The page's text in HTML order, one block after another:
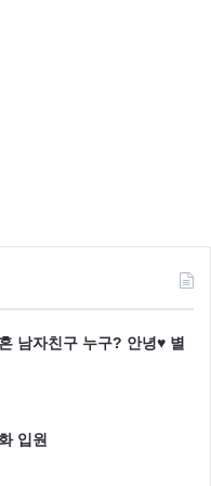
남자친구 누구? 안녕♥ 별
입원